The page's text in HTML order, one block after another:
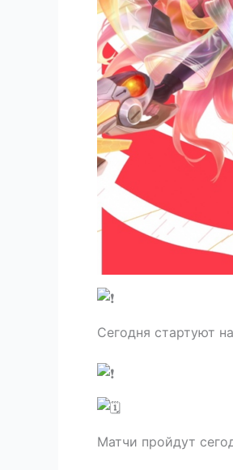
Сегодня стартуют
Матчи пройдут